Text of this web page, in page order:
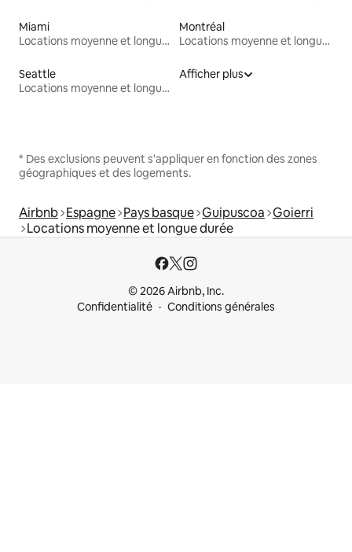
Miami
Locations moyenne et longue durée
Montréal
Locations moyenne et longue durée
Seattle
Locations moyenne et longue durée
Afficher plus
* Des exclusions peuvent s'appliquer en fonction des zones
géographiques et des logements.
Airbnb Espagne Pays basque Guipuscoa Goierri
Locations moyenne et longue durée
© 2026 Airbnb, Inc.
Confidentialité
Conditions générales